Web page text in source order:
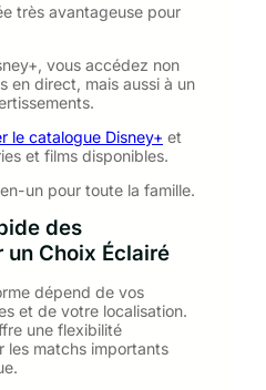
très avantageuse pour
vous accédez non
en direct, mais aussi à un
le catalogue Disney+ et
et films disponibles.
un pour toute la famille.
des
Choix Éclairé
dépend de vos
et de votre localisation.
une flexibilité
les matchs importants